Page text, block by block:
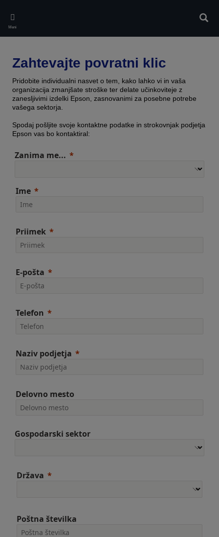
main
content
Meni
Zahtevajte povratni klic
Pridobite individualni nasvet o tem, kako lahko vi in vaša
organizacija zmanjšate stroške ter delate učinkoviteje z
zanesljivimi izdelki Epson, zasnovanimi za posebne potrebe
vašega sektorja.
Spodaj pošljite svoje kontaktne podatke in strokovnjak podjetja
Epson vas bo kontaktiral:
Zanima me...
Ime
Priimek
E-pošta
Telefon
Naziv podjetja
Delovno mesto
Gospodarski sektor
Država
Poštna številka